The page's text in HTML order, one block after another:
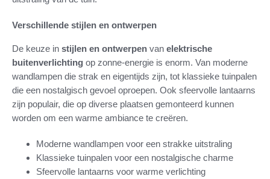
Verschillende stijlen en ontwerpen
De keuze in stijlen en ontwerpen van elektrische
buitenverlichting op zonne-energie is enorm. Van moderne
wandlampen die strak en eigentijds zijn, tot klassieke tuinpalen
die een nostalgisch gevoel oproepen. Ook sfeervolle lantaarns
zijn populair, die op diverse plaatsen gemonteerd kunnen
worden om een warme ambiance te creëren.
Moderne wandlampen voor een strakke uitstraling
Klassieke tuinpalen voor een nostalgische charme
Sfeervolle lantaarns voor warme verlichting